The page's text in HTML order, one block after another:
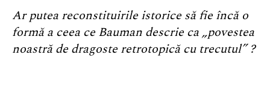
Ar putea reconstituirile istorice să fie încă o
formă a ceea ce Bauman descrie ca „povestea
noastră de dragoste retrotopică cu trecutul” ?